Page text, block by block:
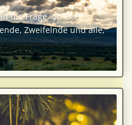
die Frage, ob Gott
Zweifelnde und alle,